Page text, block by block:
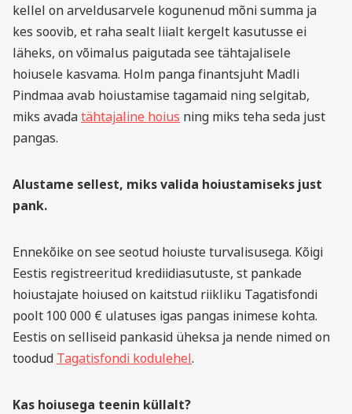
kellel on arveldusarvele kogunenud mõni summa ja
kes soovib, et raha sealt liialt kergelt kasutusse ei
läheks, on võimalus paigutada see tähtajalisele
hoiusele kasvama. Holm panga finantsjuht Madli
Pindmaa avab hoiustamise tagamaid ning selgitab,
miks avadatähtajaline hoius ning miks teha seda just
pangas.
Alustame sellest, miks valida hoiustamiseks just
pank.
Ennekõike on see seotud hoiuste turvalisusega. Kõigi
Eestis registreeritud krediidiasutuste, st pankade
hoiustajate hoiused on kaitstud riikliku Tagatisfondi
poolt 100 000 € ulatuses igas pangas inimese kohta.
Eestis on selliseid pankasid üheksa ja nende nimed on
toodud Tagatisfondi kodulehel.
Kas hoiusega teenin küllalt?